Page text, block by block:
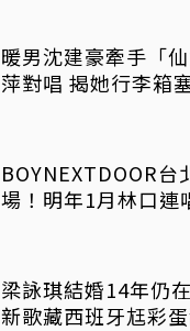
暖男沈建豪牽手「
萍對唱 揭她行李箱
BOYNEXTDOOR台
場！明年1月林口連
梁詠琪結婚14年仍
新歌藏西班牙尪彩